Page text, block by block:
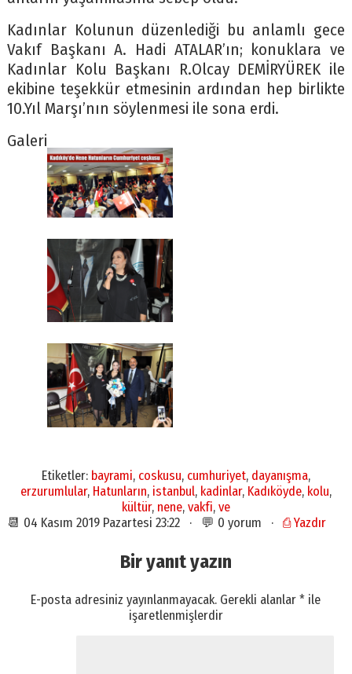
Kadınlar Kolunun düzenlediği bu anlamlı gece
Vakıf Başkanı A. Hadi ATALAR’ın; konuklara ve
Kadınlar Kolu Başkanı R.Olcay DEMİRYÜREK ile
ekibine teşekkür etmesinin ardından hep birlikte
10.Yıl Marşı’nın söylenmesi ile sona erdi.
Galeri
Etiketler: bayrami, coskusu, cumhuriyet, dayanışma,
erzurumlular, Hatunların, istanbul, kadinlar, Kadıköyde, kolu,
kültür, nene, vakfi, ve
📆 04 Kasım 2019 Pazartesi 23:22 · 💬 0 yorum · ⎙ Yazdır
Bir yanıt yazın
E-posta adresiniz yayınlanmayacak. Gerekli alanlar* ile
işaretlenmişlerdir